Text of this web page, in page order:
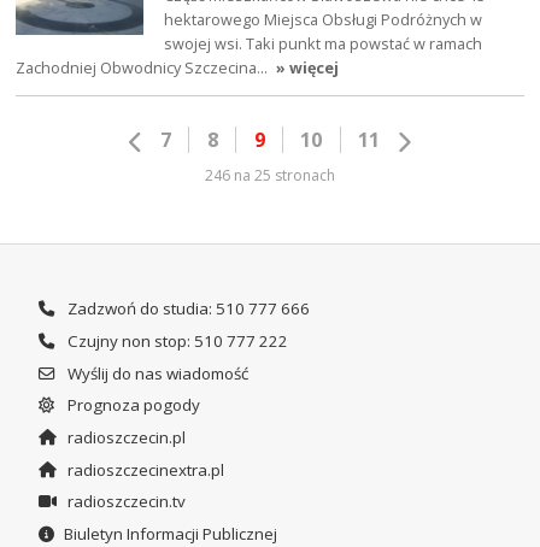
hektarowego Miejsca Obsługi Podróżnych w
swojej wsi. Taki punkt ma powstać w ramach
Zachodniej Obwodnicy Szczecina… » więcej
7 8 9 10 11
246 na 25 stronach
Zadzwoń do studia: 510 777 666
Czujny non stop: 510 777 222
Wyślij do nas wiadomość
Prognoza pogody
radioszczecin.pl
radioszczecinextra.pl
radioszczecin.tv
Biuletyn Informacji Publicznej